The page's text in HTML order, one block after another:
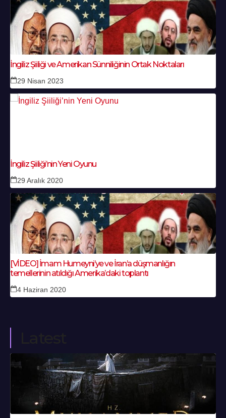
İngiliz Şiiliği ve Amerikan Sünniliğinin Ortak Noktaları
29 Nisan 2023
İngiliz Şiiliği’nin Yeni Oyunu
29 Aralık 2020
[VİDEO] İmam Humeyni’ye ve İran’a düşmanlığın
temellerinin atıldığı Amerika’daki toplantı
4 Haziran 2020